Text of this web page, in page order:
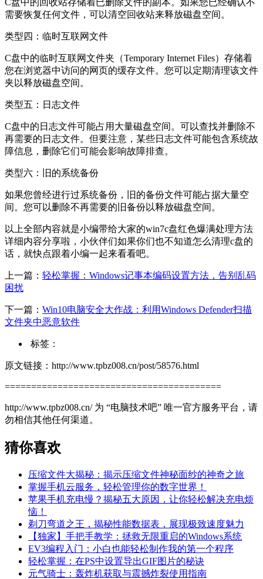
需要恢复任何文件，可以清空回收站来释放磁盘空间。
类型四：临时互联网文件
C盘中的临时互联网文件夹（Temporary Internet Files）存储着
您在浏览器中访问的网页的缓存文件。您可以定期清理该文件
夹以释放磁盘空间。
类型五：日志文件
C盘中的日志文件可能占用大量磁盘空间。可以查找并删除不
再需要的日志文件。但要注意，某些日志文件可能包含系统故
障信息，删除它们可能会影响故障排查。
类型六：旧的系统备份
如果您曾经进行过系统备份，旧的备份文件可能占据大量空
间。您可以删除不再需要的旧备份以释放磁盘空间。
以上全部内容就是小编带给大家的win7c盘红色爆满处理方法
详细内容分享啦，小伙伴们如果你们也不知道怎么清理c盘的
话，就快点跟着小编一起来看看吧。
上一篇： 轻松掌握：Windows记事本编码设置方法，告别乱码
困扰
下一篇： Win10电脑安全大作战：利用Windows Defender扫描
文件夹中恶意软件
标签：
原文链接：http://www.tpbz008.cn/post/58576.html
=========================================
http://www.tpbz008.cn/ 为 “电脑技术吧” 唯一官方服务平台，请
勿相信其他任何渠道。
猜你喜欢
压缩文件大揭秘：揭示压缩文件神秘面纱的神奇之旅
掌握手机云服务，轻松管理你的数字世界！
苹果手机充电慢？揭秘五大原因，让你轻松解决充电烦
恼！
剃刀弯道之王，揭秘性能数据表，展现极致速度魅力
【独家】手把手教学：拯救无限重启的Windows系统
EV3编程入门：小白也能轻松制作我的第一个程序
轻松掌握：在PS中设置导出GIF图片的秘诀
元气骑士：轰炸机获取与震撼炸裂使用指南